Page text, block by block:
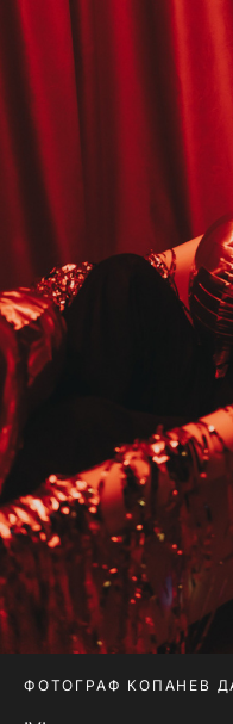
ФОТОГРАФ КОПАНЕВ